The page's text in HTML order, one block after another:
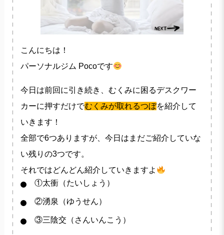
こんにちは！
パーソナルジム Pocoです
今日は前回に引き続き、むくみに困るデスクワー
カーに押すだけでむくみが取れるつぼを紹介して
いきます！
全部で6つありますが、今日はまだご紹介していな
い残りの3つです。
それではどんどん紹介していきますよ
①太衝（たいしょう）
②湧泉（ゆうせん）
③三陰交（さんいんこう）